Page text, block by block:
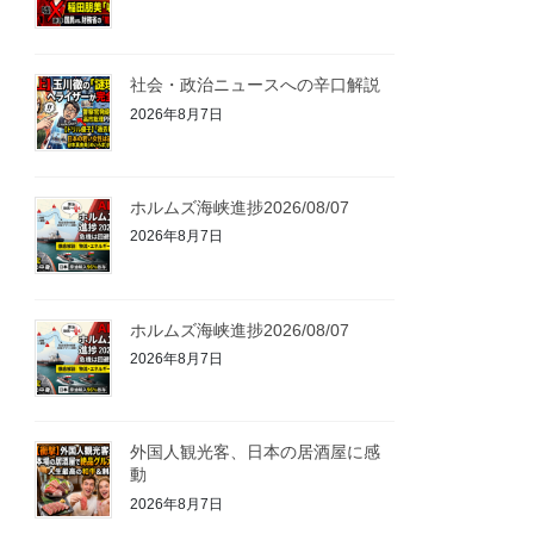
社会・政治ニュースへの辛口解説
2026年8月7日
ホルムズ海峡進捗2026/08/07
2026年8月7日
ホルムズ海峡進捗2026/08/07
2026年8月7日
外国人観光客、日本の居酒屋に感
動
2026年8月7日